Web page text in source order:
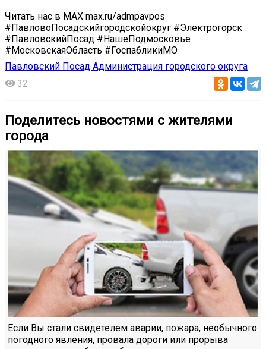
Читать нас в MAX max.ru/admpavpos
#ПавловоПосадскийгородскойокруг #Электрогорск
#ПавловскийПосад #НашеПодмосковье
#МосковскаяОбласть #ГоспабликиМО
Павловский Посад Администрация городского округа
32
Поделитесь новостями с жителями
города
Если Вы стали свидетелем аварии, пожара, необычного
погодного явления, провала дороги или прорыва